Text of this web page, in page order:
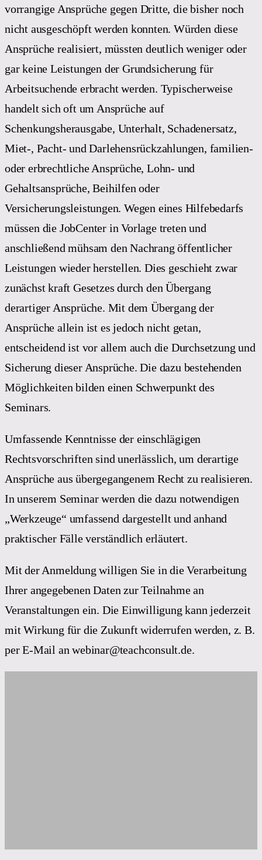
vorrangige Ansprüche gegen Dritte, die bisher noch
nicht ausgeschöpft werden konnten. Würden diese
Ansprüche realisiert, müssten deutlich weniger oder
gar keine Leistungen der Grundsicherung für
Arbeitsuchende erbracht werden. Typischerweise
handelt sich oft um Ansprüche auf
Schenkungsherausgabe, Unterhalt, Schadenersatz,
Miet-, Pacht- und Darlehensrückzahlungen, familien-
oder erbrechtliche Ansprüche, Lohn- und
Gehaltsansprüche, Beihilfen oder
Versicherungsleistungen. Wegen eines Hilfebedarfs
müssen die JobCenter in Vorlage treten und
anschließend mühsam den Nachrang öffentlicher
Leistungen wieder herstellen. Dies geschieht zwar
zunächst kraft Gesetzes durch den Übergang
derartiger Ansprüche. Mit dem Übergang der
Ansprüche allein ist es jedoch nicht getan,
entscheidend ist vor allem auch die Durchsetzung und
Sicherung dieser Ansprüche. Die dazu bestehenden
Möglichkeiten bilden einen Schwerpunkt des
Seminars.
Umfassende Kenntnisse der einschlägigen
Rechtsvorschriften sind unerlässlich, um derartige
Ansprüche aus übergegangenem Recht zu realisieren.
In unserem Seminar werden die dazu notwendigen
„Werkzeuge“ umfassend dargestellt und anhand
praktischer Fälle verständlich erläutert.
Mit der Anmeldung willigen Sie in die Verarbeitung
Ihrer angegebenen Daten zur Teilnahme an
Veranstaltungen ein. Die Einwilligung kann jederzeit
mit Wirkung für die Zukunft widerrufen werden, z. B.
per E-Mail an webinar@teachconsult.de.